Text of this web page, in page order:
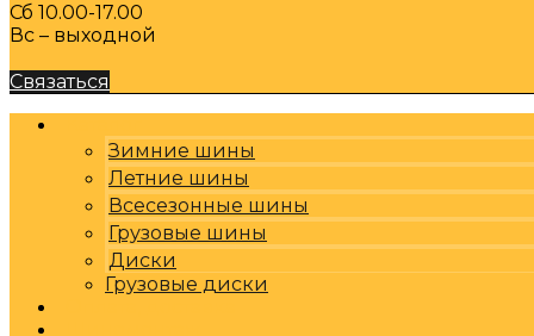
Сб 10.00-17.00
Вс – выходной
Связаться
Зимние шины
Летние шины
Всесезонные шины
Грузовые шины
Диски
Грузовые диски